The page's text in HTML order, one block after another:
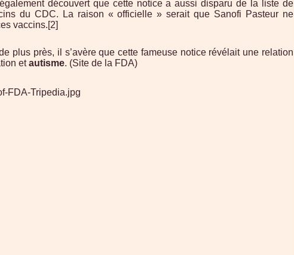
découvert que cette notice a aussi disparu de la liste de
du CDC. La raison « officielle » serait que Sanofi Pasteur ne
vaccins.[2]
plus près, il s’avère que cette fameuse notice révélait une relation
etautisme. (Site de la FDA)